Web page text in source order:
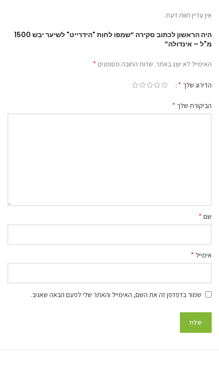
אין עדיין חוות דעת.
היה הראשון לכתוב סקירה “שמפו לחות "הידרייט" לשיער יבש 1500
מ"ל – אינדולה”
האימייל לא יוצג באתר. שדות החובה מסומנים *
הדירוג שלך *
הביקורת שלך *
שם *
אימייל *
שמור בדפדפן זה את השם, האימייל והאתר שלי לפעם הבאה שאגיב.